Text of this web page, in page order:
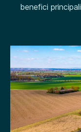
benefici